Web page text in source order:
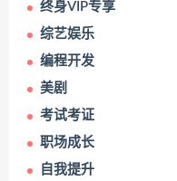
终身VIP专享
综艺娱乐
编程开发
美剧
考试考证
职场成长
自我提升